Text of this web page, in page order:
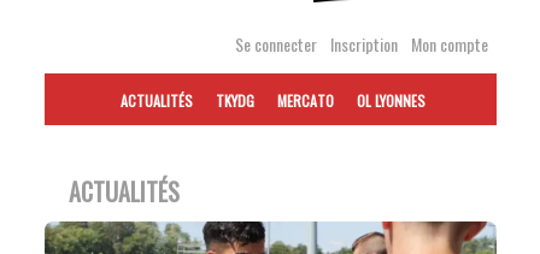
Se connecter Inscription Mon compte
ACTUALITÉS TKYDG MERCATO OL LYONNES
ACTUALITÉS